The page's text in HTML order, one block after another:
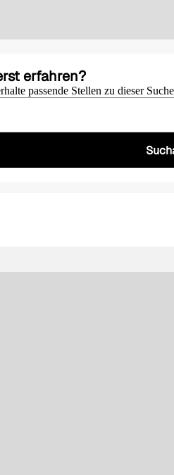
erfahren?
passende Stellen zu dieser